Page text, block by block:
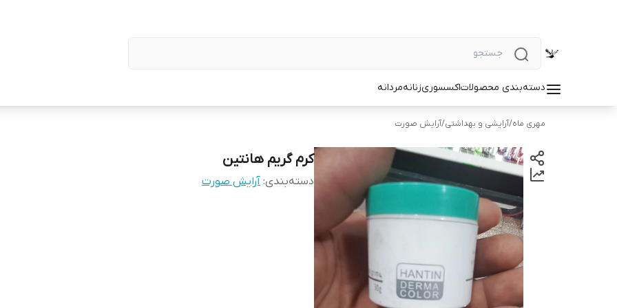
دسته‌بندی محصولاتاکسسوریزنانهمردانه
مهری ماه/آرایشی و بهداشتی/آرایش صورت
کرم گریم هانتین
دسته‌بندی: آرایش صورت